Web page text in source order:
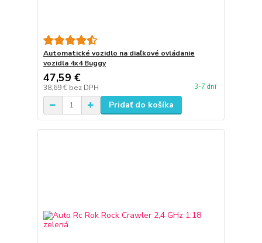
Automatické vozidlo na diaľkové ovládanie
vozidla 4x4 Buggy
47,59 €
38,69 € bez DPH 3-7 dní
Pridať do košíka